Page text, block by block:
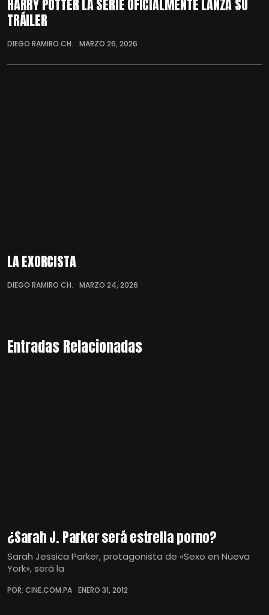
HARRY POTTER LA SERIE OFICIALMENTE LANZA SU
TRÁILER
DIEGO RAMIRO CH. MARZO 26, 2026
LA EXORCISTA
DIEGO RAMIRO CH. MARZO 24, 2026
Entradas Relacionadas
¿Sarah J. Parker será estrella porno?
Sarah Jessica Parker, protagonista de «Sexo en Nueva
York», será la
POR: CINE.COM.PA ENERO 31, 2012